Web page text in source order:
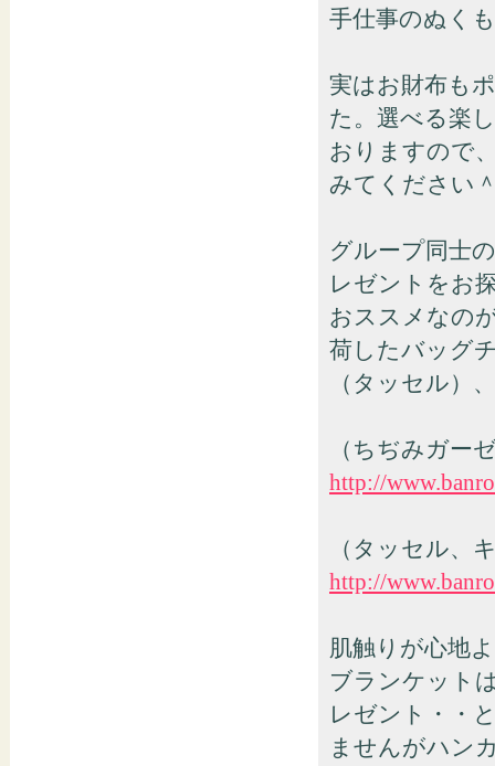
手仕事のぬく
実はお財布も
た。選べる楽
おりますので
みてください
グループ同士
レゼントをお
おススメなの
荷したバッグ
（タッセル）
（ちぢみガー
http://
（タッセル、
http://
肌触りが心地
ブランケット
レゼント・・
ませんがハン